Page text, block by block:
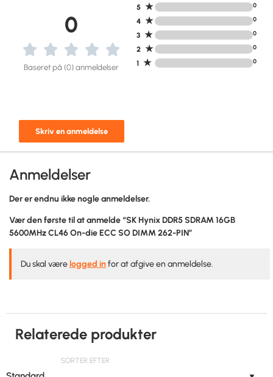
0
Baseret på (0) anmeldelser
Skriv en anmeldelse
5 ★ 0
4 ★ 0
3 ★ 0
2 ★ 0
1 ★ 0
Anmeldelser
Der er endnu ikke nogle anmeldelser.
Vær den første til at anmelde “SK Hynix DDR5 SDRAM 16GB
5600MHz CL46 On-die ECC SO DIMM 262-PIN”
Du skal være logged infor at afgive en anmeldelse.
Relaterede produkter
SORTER EFTER